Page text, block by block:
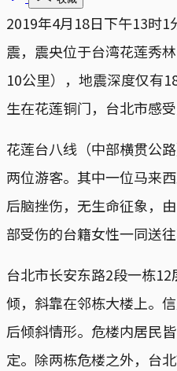
2019年4月18日下午13时1
震，震央位于台湾花莲秀
10公里），地震深度仅有
生在花莲铜门，台北市感受
花莲台八线（中部横贯公
两位游客。其中一位马来
后脑挫伤，无生命征象，
部受伤的台籍女性一同送
台北市长安东路2段一栋
倾，斜靠在邻栋大楼上。
后倾斜情形。危楼内居民
定。除两栋危楼之外，台